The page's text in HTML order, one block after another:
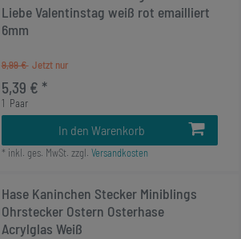
Liebe Valentinstag weiß rot emailliert
6mm
9,99 €
5,39 € *
1 Paar
In den Warenkorb
* inkl. ges. MwSt. zzgl. Versandkosten
Hase Kaninchen Stecker Miniblings
Ohrstecker Ostern Osterhase
Acrylglas Weiß